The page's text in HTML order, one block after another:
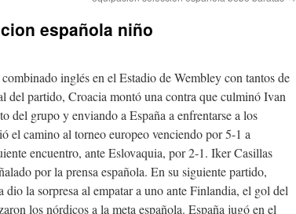
española niño
inglés en el Estadio de Wembley con tantos de
del partido, Croacia montó una contra que culminó Ivan
del grupo y enviando a España a enfrentarse a los
el camino al torneo europeo venciendo por 5-1 a
encuentro, ante Eslovaquia, por 2-1. Iker Casillas
por la prensa española. En su siguiente partido,
la sorpresa al empatar a uno ante Finlandia, el gol del
los nórdicos a la meta española. España jugó en el